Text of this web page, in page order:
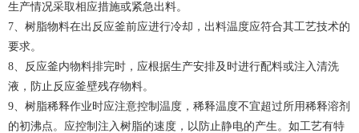
生产情况采取相应措施或紧急出料。
7、树脂物料在出反应釜前应进行冷却，出料温度应符合其工艺技术的
要求。
8、反应釜内物料排完时，应根据生产安排及时进行配料或注入清洗
液，防止反应釜壁残存物料。
9、树脂稀释作业时应注意控制温度，稀释温度不宜超过所用稀释溶剂
的初沸点。应控制注入树脂的速度，以防止静电的产生。如工艺有特